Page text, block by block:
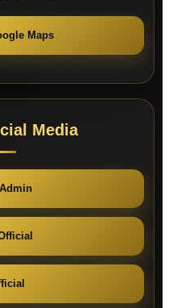
Maps
Media